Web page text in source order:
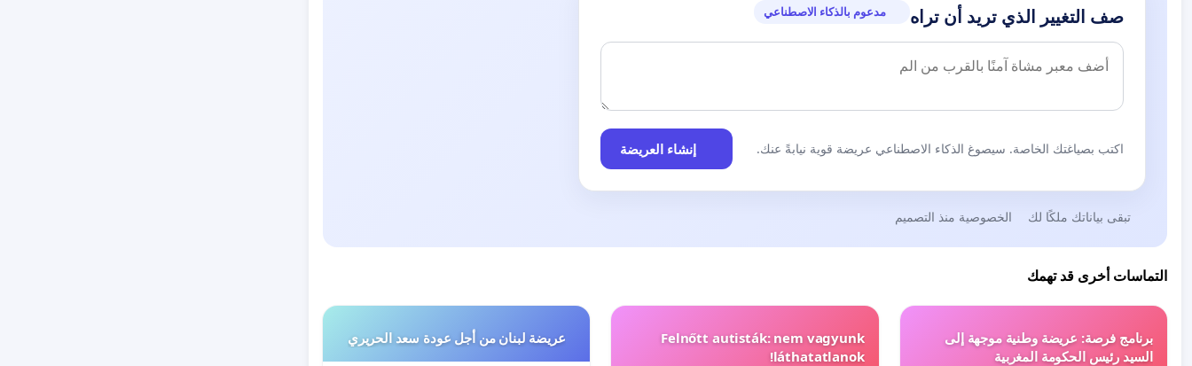
صف التغيير الذي تريد أن تراه مدعوم بالذكاء الاصطناعي
اكتب بصياغتك الخاصة. سيصوغ الذكاء الاصطناعي عريضة قوية نيابةً عنك. إنشاء العريضة
تبقى بياناتك ملكًا لك الخصوصية منذ التصميم
التماسات أخرى قد تهمك
برنامج فرصة: عريضة وطنية موجهة إلى
السيد رئيس الحكومة المغربية
Felnőtt autisták: nem vagyunk
láthatatlanok!
عريضة لبنان من أجل عودة سعد الحريري